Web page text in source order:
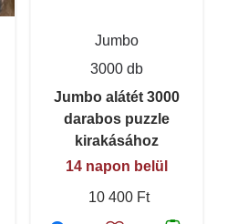
Jumbo
3000 db
Jumbo alátét 3000
darabos puzzle
kirakásához
14 napon belül
10 400 Ft